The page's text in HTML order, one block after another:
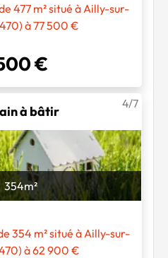
477 m² situé à Ailly-sur-
à 77 500 €
€
à bâtir
4/7
354m²
354 m² situé à Ailly-sur-
à 62 900 €